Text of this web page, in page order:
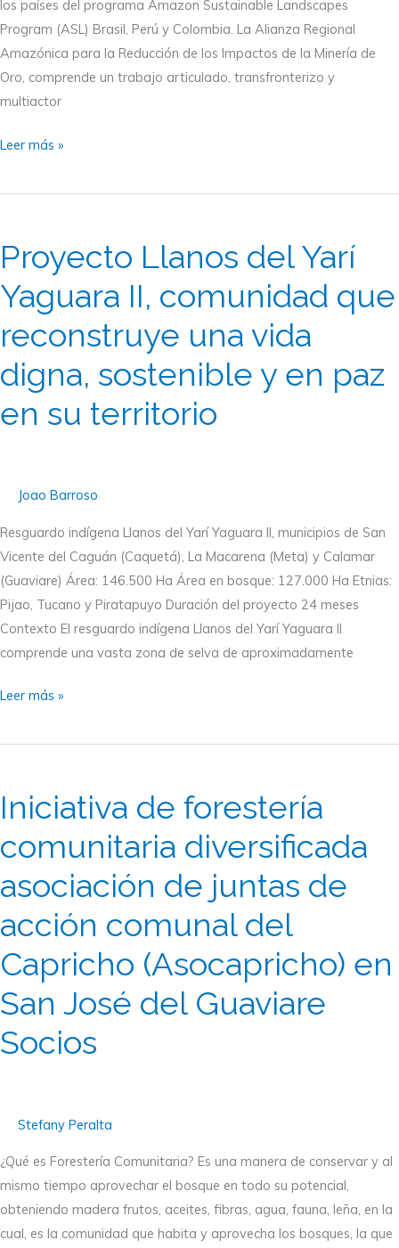
los países del programa Amazon Sustainable Landscapes
Program (ASL) Brasil, Perú y Colombia. La Alianza Regional
Amazónica para la Reducción de los Impactos de la Minería de
Oro, comprende un trabajo articulado, transfronterizo y
multiactor
Amazonía
Leer más »
Proyecto Llanos del Yarí
Yaguara II, comunidad que
reconstruye una vida
digna, sostenible y en paz
en su territorio
Joao Barroso
Resguardo indígena Llanos del Yarí Yaguara II, municipios de San
Vicente del Caguán (Caquetá), La Macarena (Meta) y Calamar
(Guaviare) Área: 146.500 Ha Área en bosque: 127.000 Ha Etnias:
Pijao, Tucano y Piratapuyo Duración del proyecto 24 meses
Contexto El resguardo indígena Llanos del Yarí Yaguara II
comprende una vasta zona de selva de aproximadamente
del
Yaguara
II,
comunidad
que
reconstruye
una
sostenible
en
paz
en
su
territorio
Leer más »
Iniciativa de forestería
comunitaria diversificada
asociación de juntas de
acción comunal del
Capricho (Asocapricho) en
San José del Guaviare
Socios
Stefany Peralta
¿Qué es Forestería Comunitaria? Es una manera de conservar y al
mismo tiempo aprovechar el bosque en todo su potencial,
obteniendo madera frutos, aceites, fibras, agua, fauna, leña, en la
cual, es la comunidad que habita y aprovecha los bosques, la que
forestería
diversificada
asociación
de
juntas
acción
comunal
Capricho
San
del
Guaviare
Socios